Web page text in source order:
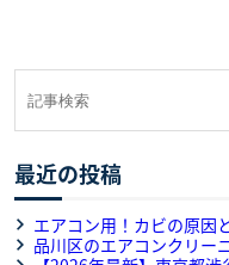
最近の投稿
エアコン用！カビの原因
と予防対策
品川区のエアコンクリー